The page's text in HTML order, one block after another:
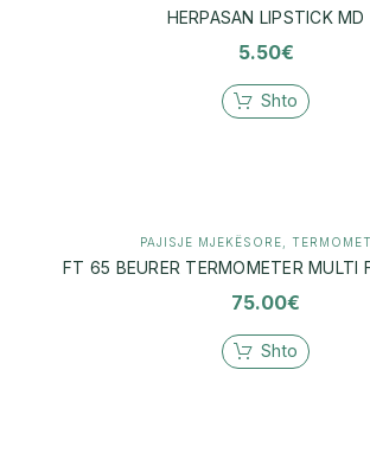
HERPASAN LIPSTICK MD
5.50€
Shto
PAJISJE MJEKËSORE
FT 65 BEURER TERMOMETER MULTI
75.00€
Shto